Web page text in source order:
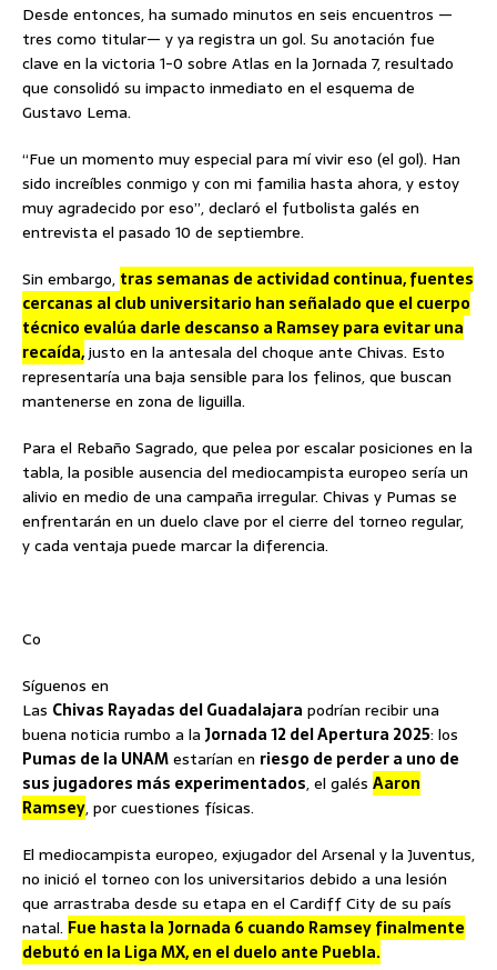
Desde entonces, ha sumado minutos en seis encuentros —
tres como titular— y ya registra un gol. Su anotación fue
clave en la victoria 1-0 sobre Atlas en la Jornada 7, resultado
que consolidó su impacto inmediato en el esquema de
Gustavo Lema.
“Fue un momento muy especial para mí vivir eso (el gol). Han
sido increíbles conmigo y con mi familia hasta ahora, y estoy
muy agradecido por eso”, declaró el futbolista galés en
entrevista el pasado 10 de septiembre.
Sin embargo, tras semanas de actividad continua, fuentes
cercanas al club universitario han señalado que el cuerpo
técnico evalúa darle descanso a Ramsey para evitar una
recaída,justo en la antesala del choque ante Chivas. Esto
representaría una baja sensible para los felinos, que buscan
mantenerse en zona de liguilla.
Para el Rebaño Sagrado, que pelea por escalar posiciones en la
tabla, la posible ausencia del mediocampista europeo sería un
alivio en medio de una campaña irregular. Chivas y Pumas se
enfrentarán en un duelo clave por el cierre del torneo regular,
y cada ventaja puede marcar la diferencia.
Co
Síguenos en
Las Chivas Rayadas del Guadalajara podrían recibir una
buena noticia rumbo a la Jornada 12 del Apertura 2025: los
Pumas de la UNAMestarían en riesgo de perder a uno de
sus jugadores más experimentados, el galés Aaron
Ramsey, por cuestiones físicas.
El mediocampista europeo, exjugador del Arsenal y la Juventus,
no inició el torneo con los universitarios debido a una lesión
que arrastraba desde su etapa en el Cardiff City de su país
natal. Fue hasta la Jornada 6 cuando Ramsey finalmente
debutó en la Liga MX, en el duelo ante Puebla.